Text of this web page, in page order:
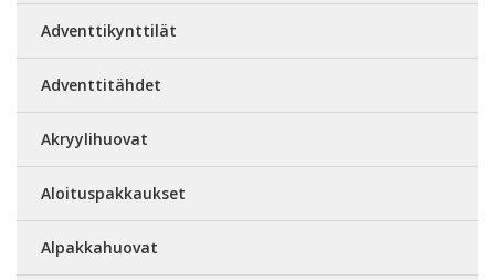
Adventtikynttilät
Adventtitähdet
Akryylihuovat
Aloituspakkaukset
Alpakkahuovat